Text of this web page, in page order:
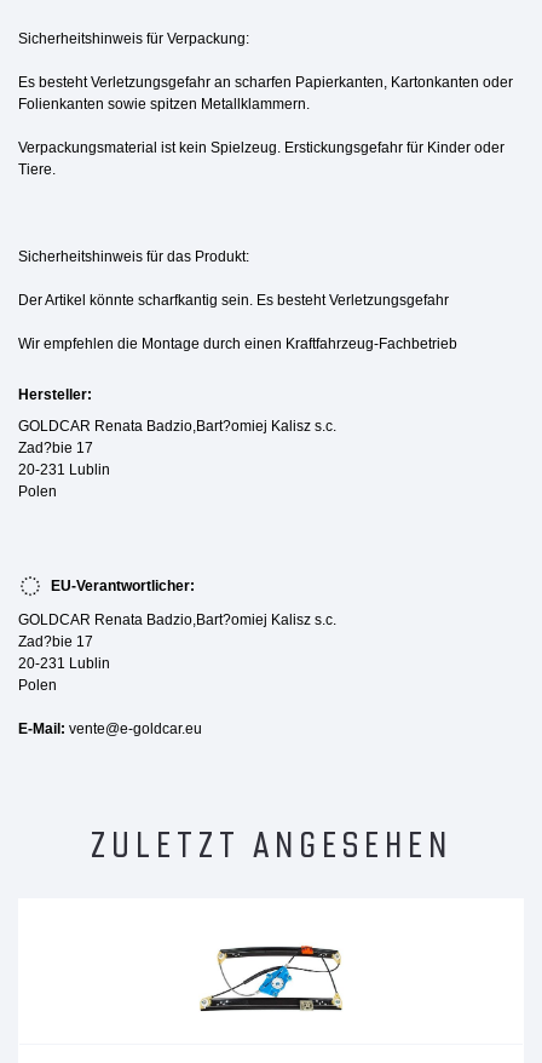
Sicherheitshinweis für Verpackung:
Es besteht Verletzungsgefahr an scharfen Papierkanten, Kartonkanten oder
Folienkanten sowie spitzen Metallklammern.
Verpackungsmaterial ist kein Spielzeug. Erstickungsgefahr für Kinder oder
Tiere.
Sicherheitshinweis für das Produkt:
Der Artikel könnte scharfkantig sein. Es besteht Verletzungsgefahr
Wir empfehlen die Montage durch einen Kraftfahrzeug-Fachbetrieb
Hersteller:
GOLDCAR Renata Badzio,Bart?omiej Kalisz s.c.
Zad?bie 17
20-231 Lublin
Polen
EU-Verantwortlicher:
GOLDCAR Renata Badzio,Bart?omiej Kalisz s.c.
Zad?bie 17
20-231 Lublin
Polen
E-Mail: vente@e-goldcar.eu
ZULETZT ANGESEHEN